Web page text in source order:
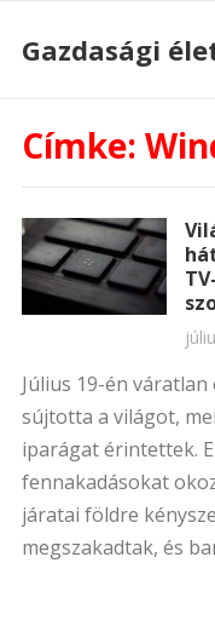
Gazdasági
Címke:
Július 19-én
sújtotta a világot,
iparágat érintettek.
fennakadásokat
járatai földre
megszakadtak, és